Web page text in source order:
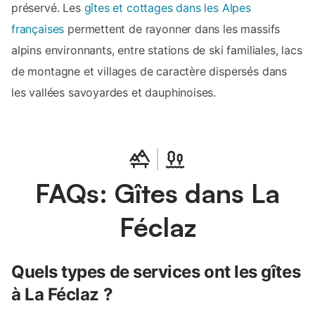
préservé. Les gîtes et cottages dans les Alpes
françaises permettent de rayonner dans les massifs
alpins environnants, entre stations de ski familiales, lacs
de montagne et villages de caractère dispersés dans
les vallées savoyardes et dauphinoises.
FAQs: Gîtes dans La
Féclaz
Quels types de services ont les gîtes
à La Féclaz ?